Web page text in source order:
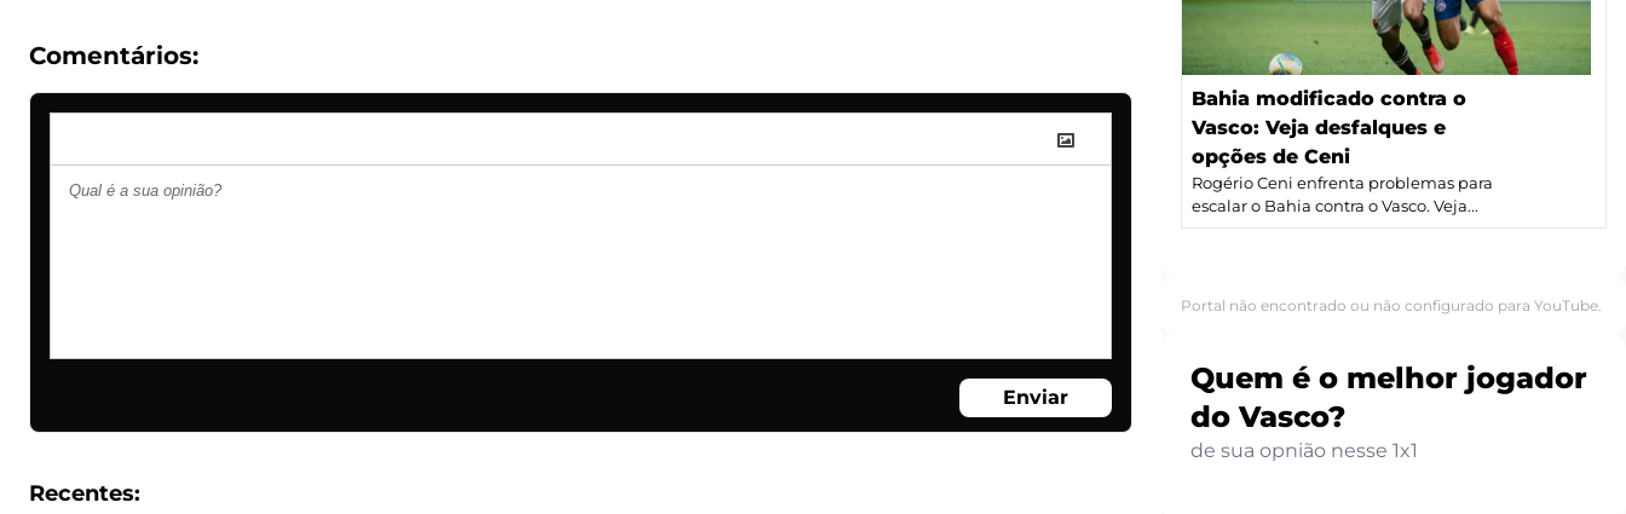
Comentários:
Enviar
Recentes:
Bahia modificado contra o
Vasco: Veja desfalques e
opções de Ceni
Rogério Ceni enfrenta problemas para
escalar o Bahia contra o Vasco. Veja...
Portal não encontrado ou não configurado para YouTube.
Quem é o melhor jogador
do Vasco?
de sua opnião nesse 1x1